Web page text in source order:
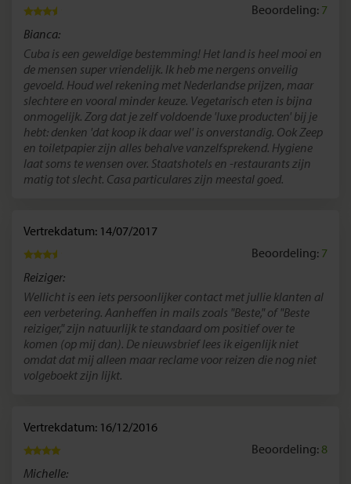
Beoordeling: 7
Bianca:
Cuba is een geweldige bestemming! Het land is heel mooi en
de mensen super vriendelijk. Ik heb me nergens onveilig
gevoeld. Houd wel rekening met Nederlandse prijzen, maar
slechtere en vooral minder keuze. Vegetarisch eten is bijna
onmogelijk. Zorg dat je zelf voldoende 'luxe producten' bij je
hebt: denken 'dat koop ik daar wel' is onverstandig. Ook Zeep
en toiletpapier zijn alles behalve vanzelfsprekend. Hygiene
laat soms te wensen over. Staatshotels en -restaurants zijn
matig tot slecht. Casa particulares zijn meestal goed.
Vertrekdatum: 14/07/2017
Beoordeling: 7
Reiziger:
Wellicht is een iets persoonlijker contact met jullie klanten al
een verbetering. Aanheffen in mails zoals "Beste," of "Beste
reiziger," zijn natuurlijk te standaard om positief over te
komen (op mij dan). De nieuwsbrief lees ik eigenlijk niet
omdat dat mij alleen maar reclame voor reizen die nog niet
volgeboekt zijn lijkt.
Vertrekdatum: 16/12/2016
Beoordeling: 8
Michelle: